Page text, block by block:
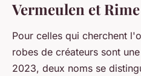
Vermeulen et
Pour celles qui cherchent
robes de créateurs sont
2023, deux noms se